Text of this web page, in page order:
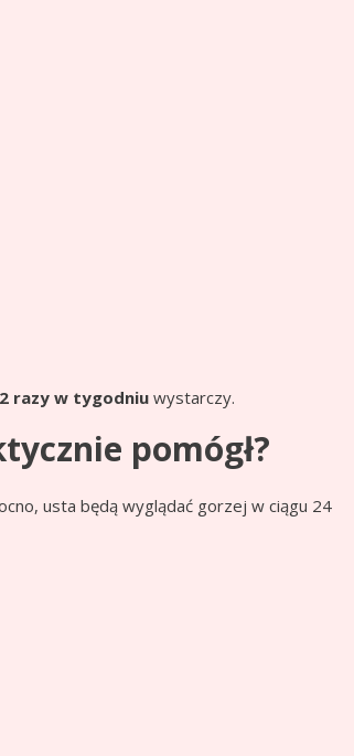
razy w tygodniu wystarczy.
pomógł?
usta będą wyglądać gorzej w ciągu 24